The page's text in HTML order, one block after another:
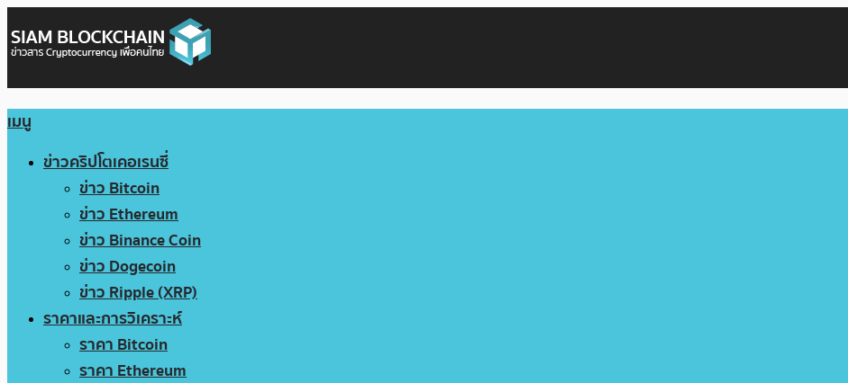
เมนู
ข่าวคริปโตเคอเรนซี่
ข่าว Bitcoin
ข่าว Ethereum
ข่าว Binance Coin
ข่าว Dogecoin
ข่าว Ripple (XRP)
ราคาและการวิเคราะห์
ราคา Bitcoin
ราคา Ethereum